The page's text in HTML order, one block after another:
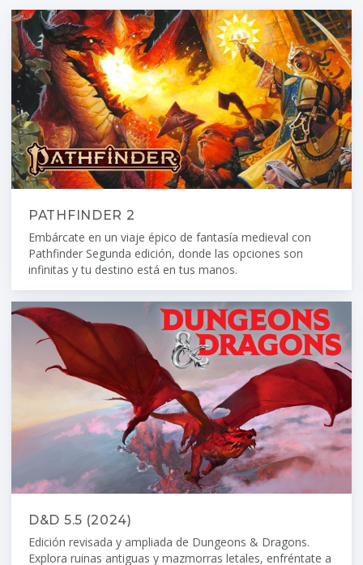
PATHFINDER 2
Embárcate en un viaje épico de fantasía medieval con
Pathfinder Segunda edición, donde las opciones son
infinitas y tu destino está en tus manos.
D&D 5.5 (2024)
Edición revisada y ampliada de Dungeons & Dragons.
Explora ruinas antiguas y mazmorras letales, enfréntate a